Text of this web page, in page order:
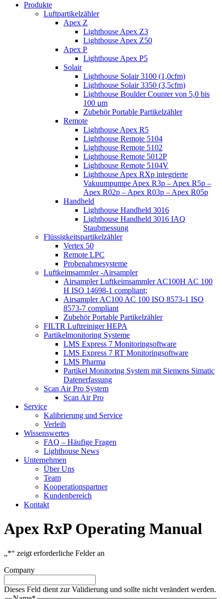
Produkte
Luftpartikelzähler
Apex Z
Lighthouse Apex Z3
Lighthouse Apex Z50
Apex P
Lighthouse Apex P5
Solair
Lighthouse Solair 3100 (1,0cfm)
Lighthouse Solair 3350 (3,5cfm)
Lighthouse Boulder Counter von 5,0 bis
100 µm
Zubehör Portable Partikelzähler
Remote
Lighthouse Apex R5
Lighthouse Remote 5104
Lighthouse Remote 5102
Lighthouse Remote 5012P
Lighthouse Remote 5104V
Lighthouse Apex RXp integrierte
Vakuumpumpe Apex R3p – Apex R5p –
Apex R02p – Apex R03p – Apex R05p
Handheld
Lighthouse Handheld 3016
Lighthouse Handheld 3016 IAQ
Staubmessung
Flüssigkeitspartikelzähler
Vertex 50
Remote LPC
Probenahmesysteme
Luftkeimsammler -Airsampler
Airsampler Luftkeimsammler AC100H AC 100
H ISO 14698-1 compliant;
Airsampler AC100 AC 100 ISO 8573-1 ISO
8573-7 compliant
Zubehör Portable Partikelzähler
FILTR Luftreiniger HEPA
Partikelmonitoring Systeme
LMS Express 7 Monitoringsoftware
LMS Express 7 RT Monitoringsoftware
LMS Pharma
Partikel Monitoring System mit Siemens Simatic
Datenerfassung
Scan Air Pro System
Scan Air Pro
Service
Kalibrierung und Service
Verleih
Wissenswertes
FAQ – Häufige Fragen
Lighthouse News
Unternehmen
Über Uns
Team
Kooperationspartner
Kundenbereich
Kontakt
Apex RxP Operating Manual
„*“ zeigt erforderliche Felder an
Company
Dieses Feld dient zur Validierung und sollte nicht verändert werden.